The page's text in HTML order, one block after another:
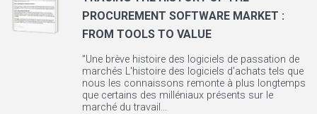
PROCUREMENT SOFTWARE MARKET :
FROM TOOLS TO VALUE
"Une brève histoire des logiciels de passation de
marchés L'histoire des logiciels d'achats tels que
nous les connaissons remonte à plus longtemps
que certains des milléniaux présents sur le
marché du travail...